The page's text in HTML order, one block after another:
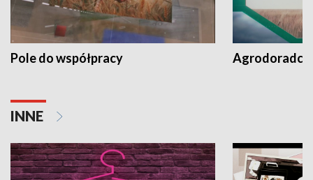
Pole do współpracy Agrodoradcy
INNE